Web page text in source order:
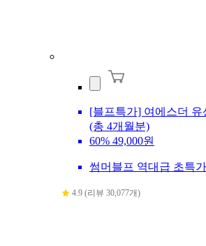
[블프특가] 여에스더 유
(총 4개월분)
60% 49,000원
썸머블프 역대급 초특가
4.9 (리뷰 30,077개)